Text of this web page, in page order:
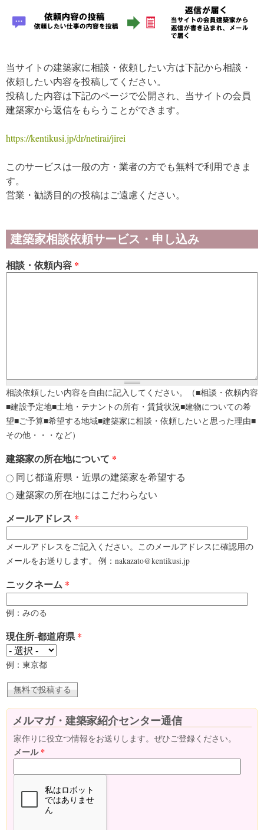
当サイトの建築家に相談・依頼したい方は下記から相談・
依頼したい内容を投稿してください。
投稿した内容は下記のページで公開され、当サイトの会員
建築家から返信をもらうことができます。
https://kentikusi.jp/dr/netirai/jirei
このサービスは一般の方・業者の方でも無料で利用できま
す。
営業・勧誘目的の投稿はご遠慮ください。
建築家相談依頼サービス・申し込み
相談・依頼内容 *
相談依頼したい内容を自由に記入してください。（■相談・依頼内容
■建設予定地■土地・テナントの所有・賃貸状況■建物についての希
望■ご予算■希望する地域■建築家に相談・依頼したいと思った理由■
その他・・・など）
建築家の所在地について *
同じ都道府県・近県の建築家を希望する
建築家の所在地にはこだわらない
メールアドレス *
メールアドレスをご記入ください。このメールアドレスに確認用の
メールをお送りします。 例：nakazato@kentikusi.jp
ニックネーム *
例：みのる
現住所-都道府県*
例：東京都
メルマガ・建築家紹介センター通信
家作りに役立つ情報をお送りします。ぜひご登録ください。
メール*